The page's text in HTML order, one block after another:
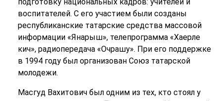
подготовку национальных кадров: учителей и
воспитателей. С его участием были созданы
республиканские татарские средства массовой
информации «Янарыш», телепрограмма «Хаерле
кич», радиопередача «Очрашу». При его поддержке
в 1994 году был организован Союз татарской
молодежи.
Масгуд Вахитович был одним из тех, кто стоял у